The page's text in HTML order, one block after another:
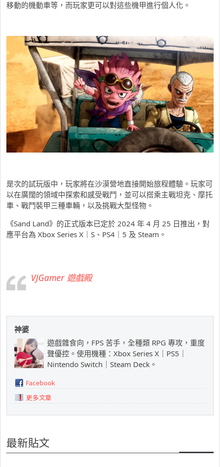
移動的機動車等，而玩家更可以對這些機甲進行個人化。
是次的試玩版中，玩家將在沙漠營地直接開始旅程體驗。玩家可
以在廣闊的領域中探索和感受戰鬥，並可以搭乘主戰坦克、摩托
車、戰鬥裝甲三種車輛，以及挑戰大型怪物。
《Sand Land》的正式版本已定於 2024 年 4 月 25 日推出，對
應平台為 Xbox Series X｜S、PS4｜5 及 Steam。
VJGamer 遊戲殿
神婆
遊戲雜食向，FPS 苦手，全種類 RPG 專攻，重度
聲優控。使用機種：Xbox Series X｜PS5｜
Nintendo Switch｜Steam Deck。
Facebook
更多文章
最新貼文